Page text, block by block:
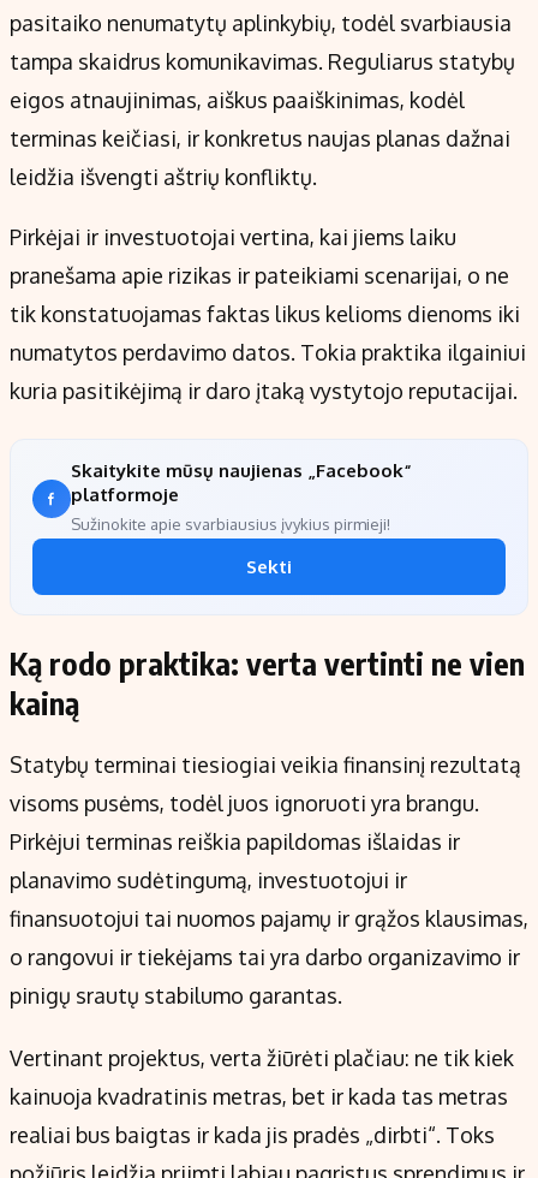
pasitaiko nenumatytų aplinkybių, todėl svarbiausia
tampa skaidrus komunikavimas. Reguliarus statybų
eigos atnaujinimas, aiškus paaiškinimas, kodėl
terminas keičiasi, ir konkretus naujas planas dažnai
leidžia išvengti aštrių konfliktų.
Pirkėjai ir investuotojai vertina, kai jiems laiku
pranešama apie rizikas ir pateikiami scenarijai, o ne
tik konstatuojamas faktas likus kelioms dienoms iki
numatytos perdavimo datos. Tokia praktika ilgainiui
kuria pasitikėjimą ir daro įtaką vystytojo reputacijai.
Skaitykite mūsų naujienas „Facebook“
platformoje
Sužinokite apie svarbiausius įvykius pirmieji!
Sekti
Ką rodo praktika: verta vertinti ne vien
kainą
Statybų terminai tiesiogiai veikia finansinį rezultatą
visoms pusėms, todėl juos ignoruoti yra brangu.
Pirkėjui terminas reiškia papildomas išlaidas ir
planavimo sudėtingumą, investuotojui ir
finansuotojui tai nuomos pajamų ir grąžos klausimas,
o rangovui ir tiekėjams tai yra darbo organizavimo ir
pinigų srautų stabilumo garantas.
Vertinant projektus, verta žiūrėti plačiau: ne tik kiek
kainuoja kvadratinis metras, bet ir kada tas metras
realiai bus baigtas ir kada jis pradės „dirbti“. Toks